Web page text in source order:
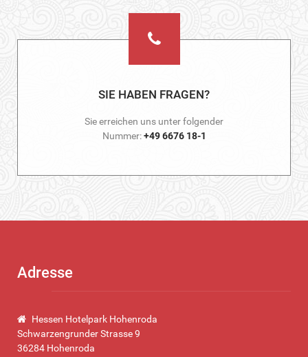
SIE HABEN FRAGEN?
Sie erreichen uns unter folgender
Nummer:+49 6676 18-1
Adresse
Hessen Hotelpark Hohenroda
Schwarzengrunder Strasse 9
36284 Hohenroda